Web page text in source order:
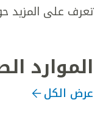
تعرف على المزيد
الموارد
عرض الكل